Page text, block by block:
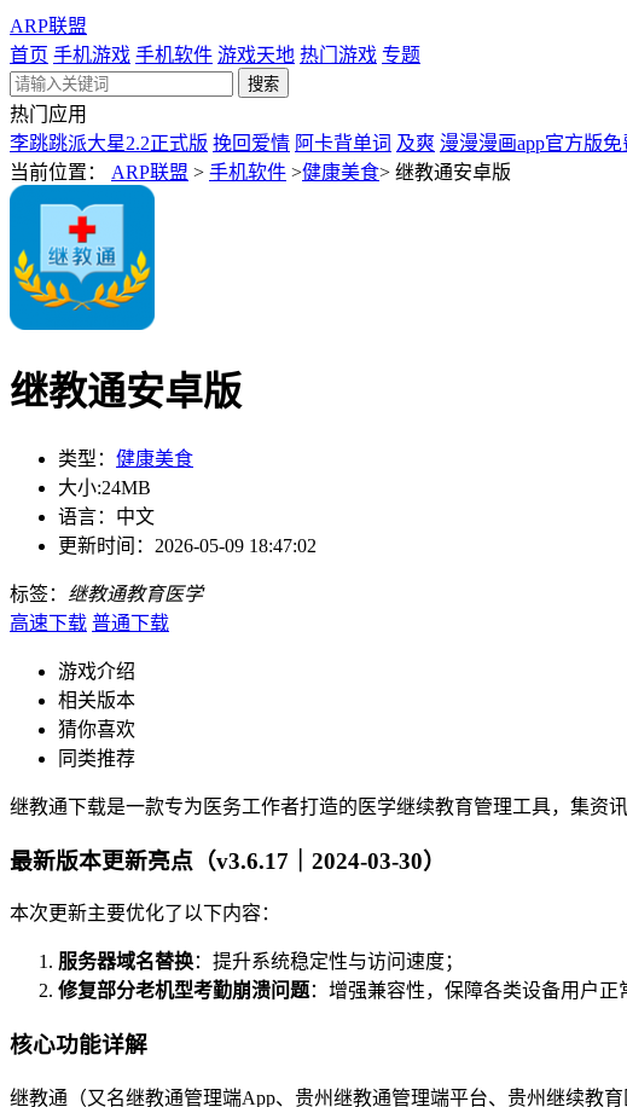
ARP联盟
首页 手机游戏 手机软件 游戏天地 热门游戏 专题
热门应用
李跳跳派大星2.2正式版 挽回爱情 阿卡背单词 及爽 漫漫漫画app官方版免
当前位置： ARP联盟 > 手机软件 >健康美食> 继教通安卓版
继教通安卓版
类型： 健康美食
大小:24MB
语言： 中文
更新时间： 2026-05-09 18:47:02
标签： 继教通教育医学
高速下载 普通下载
游戏介绍
相关版本
猜你喜欢
同类推荐
继教通下载是一款专为医务工作者打造的医学继续教育管理工具，集资
最新版本更新亮点（v3.6.17｜2024-03-30）
本次更新主要优化了以下内容：
服务器域名替换：提升系统稳定性与访问速度；
修复部分老机型考勤崩溃问题：增强兼容性，保障各类设备用户正
核心功能详解
继教通（又名继教通管理端App、贵州继教通管理端平台、贵州继续教